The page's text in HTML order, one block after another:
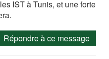
IST à Tunis, et une forte
Répondre à ce message